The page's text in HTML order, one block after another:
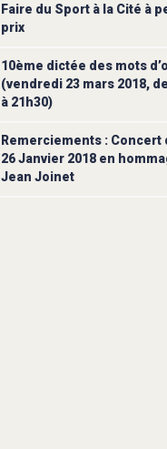
Faire du Sport à la Cité à
prix
10ème dictée des mots
(vendredi 23 mars 2018,
à 21h30)
Remerciements : Concert
26 Janvier 2018 en
Jean Joinet